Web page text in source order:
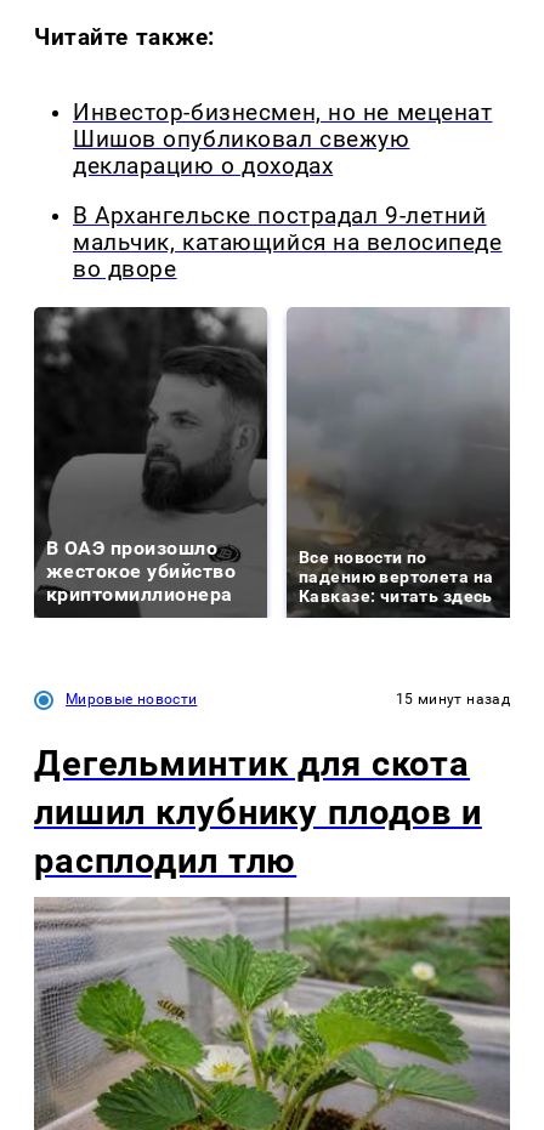
Читайте также:
Инвестор-бизнесмен, но не меценат
Шишов опубликовал свежую
декларацию о доходах
В Архангельске пострадал 9-летний
мальчик, катающийся на велосипеде
во дворе
В ОАЭ произошло
жестокое убийство
криптомиллионера
Все новости по
падению вертолета на
Кавказе: читать здесь
Мировые новости 15 минут назад
Дегельминтик для скота
лишил клубнику плодов и
расплодил тлю